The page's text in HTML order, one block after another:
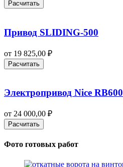
Расчитать
Привод SLIDING-500
от 19 825,00 ₽
Расчитать
Электропривод Nice RB600
от 24 000,00 ₽
Расчитать
Фото готовых работ